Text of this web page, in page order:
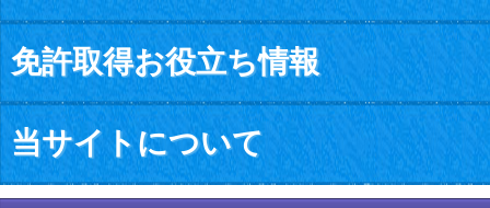
免許取得お役立ち情報
当サイトについて